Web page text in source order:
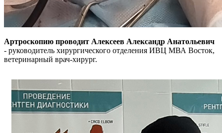
Артроскопию проводит Алексеев Александр Анатольевич
- руководитель хирургического отделения ИВЦ МВА Восток,
ветеринарный врач-хирург.